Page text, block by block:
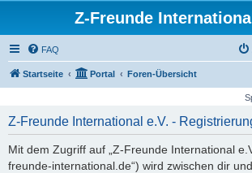
Z-Freunde
FAQ
Startseite Portal Foren-Übersicht
Z-Freunde International e.V. -
Mit dem Zugriff auf „Z-Freunde International
freunde-international.de“) wird zwischen dir